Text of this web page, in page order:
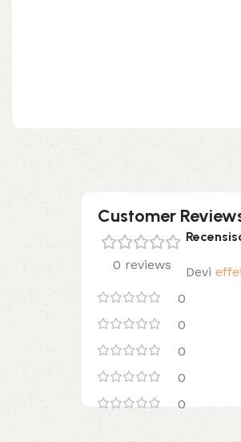
Customer
0 reviews
0
0
0
0
0
Devi